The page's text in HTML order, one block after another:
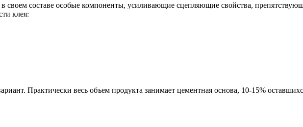
своем составе особые компоненты, усиливающие сцепляющие свойства,
клея:
Практически весь объем продукта занимает цементная основа, 10-15%